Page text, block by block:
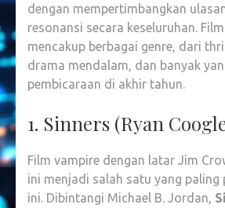
dengan mempertimbangkan
resonansi secara keseluruhan.
mencakup berbagai genre, dari
drama mendalam, dan banyak
pembicaraan di akhir tahun.
1. Sinners (Ryan
Film vampire dengan latar Jim
ini menjadi salah satu yang paling
ini. Dibintangi Michael B. Jordan,